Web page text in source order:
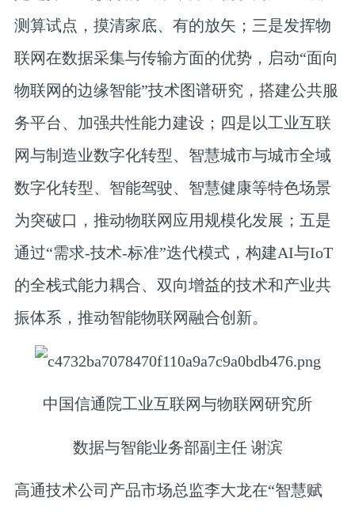
测算试点，摸清家底、有的放矢；三是发挥物
联网在数据采集与传输方面的优势，启动“面向
物联网的边缘智能”技术图谱研究，搭建公共服
务平台、加强共性能力建设；四是以工业互联
网与制造业数字化转型、智慧城市与城市全域
数字化转型、智能驾驶、智慧健康等特色场景
为突破口，推动物联网应用规模化发展；五是
通过“需求-技术-标准”迭代模式，构建AI与IoT
的全栈式能力耦合、双向增益的技术和产业共
振体系，推动智能物联网融合创新。
中国信通院工业互联网与物联网研究所
数据与智能业务部副主任 谢滨
高通技术公司产品市场总监李大龙在“智慧赋